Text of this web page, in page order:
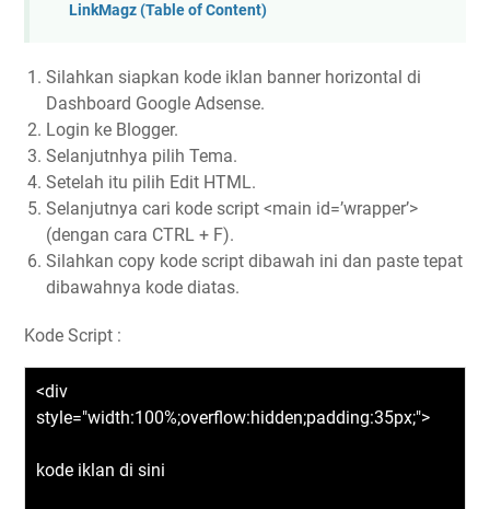
LinkMagz (Table of Content)
Silahkan siapkan kode iklan banner horizontal di
Dashboard Google Adsense.
Login ke Blogger.
Selanjutnhya pilih Tema.
Setelah itu pilih Edit HTML.
Selanjutnya cari kode script <main id=’wrapper’>
(dengan cara CTRL + F).
Silahkan copy kode script dibawah ini dan paste tepat
dibawahnya kode diatas.
Kode Script :
<div
style="width:100%;overflow:hidden;padding:35px;">
kode iklan di sini